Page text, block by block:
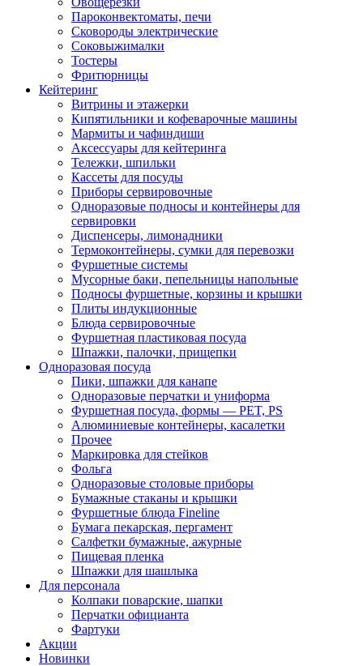
Пароконвектоматы, печи
Сковороды электрические
Соковыжималки
Тостеры
Фритюрницы
Кейтеринг
Витрины и этажерки
Кипятильники и кофеварочные машины
Мармиты и чафиндиши
Аксессуары для кейтеринга
Тележки, шпильки
Кассеты для посуды
Приборы сервировочные
Одноразовые подносы и контейнеры для
сервировки
Диспенсеры, лимонадники
Термоконтейнеры, сумки для перевозки
Фуршетные системы
Мусорные баки, пепельницы напольные
Подносы фуршетные, корзины и крышки
Плиты индукционные
Блюда сервировочные
Фуршетная пластиковая посуда
Шпажки, палочки, прищепки
Одноразовая посуда
Пики, шпажки для канапе
Одноразовые перчатки и униформа
Фуршетная посуда, формы — PET, PS
Алюминиевые контейнеры, касалетки
Прочее
Маркировка для стейков
Фольга
Одноразовые столовые приборы
Бумажные стаканы и крышки
Фуршетные блюда Fineline
Бумага пекарская, пергамент
Салфетки бумажные, ажурные
Пищевая пленка
Шпажки для шашлыка
Для персонала
Колпаки поварские, шапки
Перчатки официанта
Фартуки
Акции
Новинки